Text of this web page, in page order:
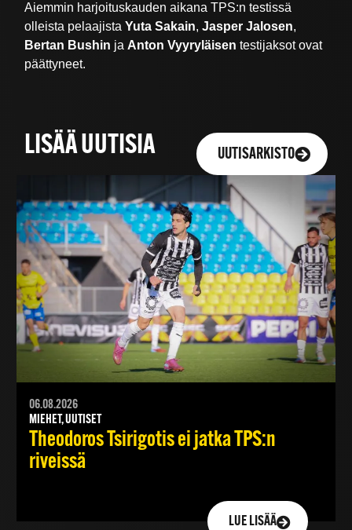
Aiemmin harjoituskauden aikana TPS:n testissä
olleista pelaajistaYuta Sakain,Jasper Jalosen,
Bertan Bushin ja Anton Vyyryläisen testijaksot ovat
päättyneet.
LISÄÄ UUTISIA UUTISARKISTO
06.08.2026
MIEHET, UUTISET
Theodoros Tsirigotis ei jatka TPS:n
riveissä
LUE LISÄÄ